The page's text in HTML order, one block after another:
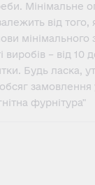
Мінімальне
від того,
мінімального
виробів – від 10
Будь ласка,
фурнітура"